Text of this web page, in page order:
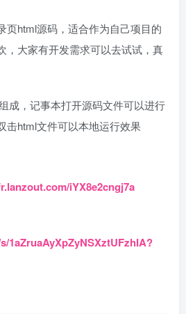
页html源码，适合作为自己项目的
，大家有开发需求可以去试试，真
成，记事本打开源码文件可以进行
击html文件可以本地运行效果
iYX8e2cngj7a
1aZruaAyXpZyNSXztUFzhIA?